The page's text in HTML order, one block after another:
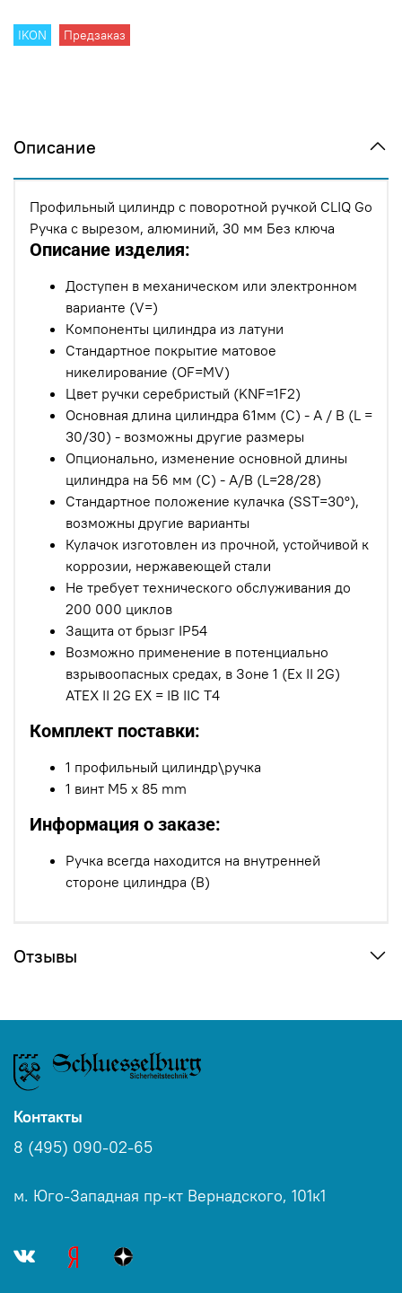
IKON Предзаказ
Описание
Профильный цилиндр с поворотной ручкой CLIQ Go
Ручка с вырезом, алюминий, 30 мм Без ключа
Описание изделия:
Доступен в механическом или электронном
варианте (V=)
Компоненты цилиндра из латуни
Стандартное покрытие матовое
никелирование (OF=MV)
Цвет ручки серебристый (KNF=1F2)
Основная длина цилиндра 61мм (C) - A / B (L =
30/30) - возможны другие размеры
Опционально, изменение основной длины
цилиндра на 56 мм (C) - A/B (L=28/28)
Стандартное положение кулачка (SST=30°),
возможны другие варианты
Кулачок изготовлен из прочной, устойчивой к
коррозии, нержавеющей стали
Не требует технического обслуживания до
200 000 циклов
Защита от брызг IP54
Возможно применение в потенциально
взрывоопасных средах, в Зоне 1 (Ex II 2G)
ATEX II 2G EX = IB IIC T4
Комплект поставки:
1 профильный цилиндр\ручка
1 винт M5 x 85 mm
Информация о заказе:
Ручка всегда находится на внутренней
стороне цилиндра (В)
Отзывы
Контакты
8 (495) 090-02-65
м. Юго-Западная пр-кт Вернадского, 101к1